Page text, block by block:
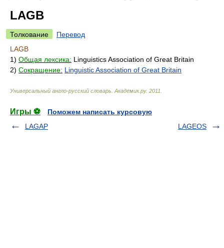
LAGB
Толкование
Перевод
LAGB
1) Общая лексика: Linguistics Association of Great Britain
2) Сокращение: Linguistic Association of Great Britain
Универсальный англо-русский словарь Академик.ру. 2011
Игры ⚽
Поможем написать курсовую
LAGAP
LAGEOS